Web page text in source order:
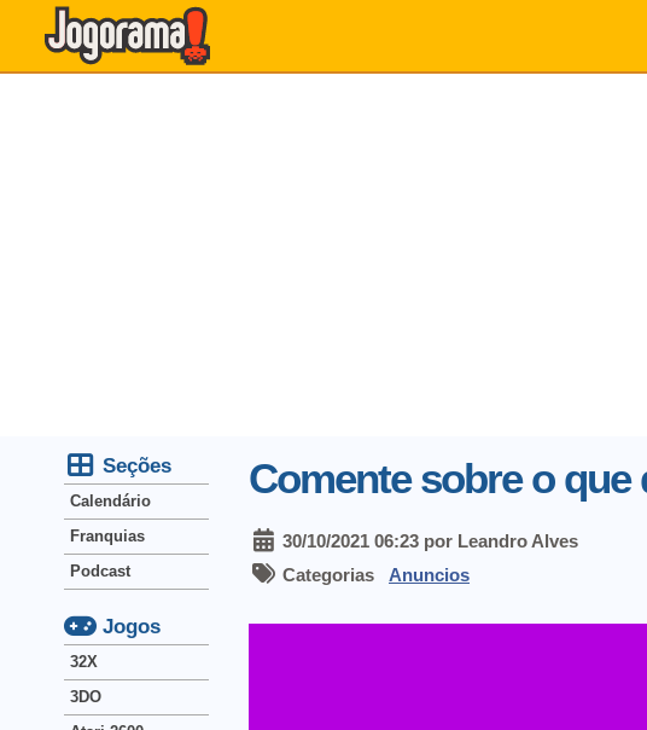
Comente sobre o que
30/10/2021 06:23 por Leandro Alves
Categorias Anuncios
Seções
Calendário
Franquias
Podcast
Jogos
32X
3DO